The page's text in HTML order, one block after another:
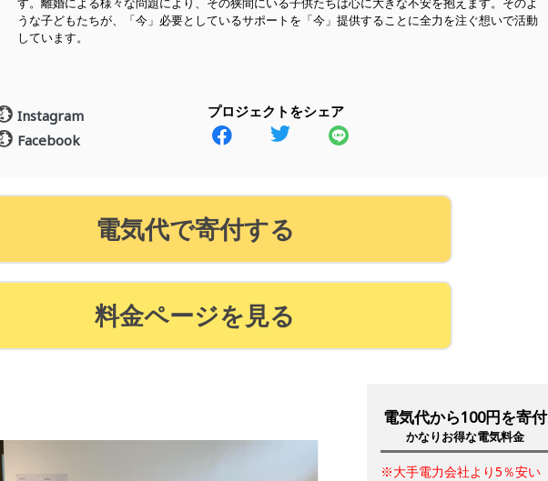
うな子どもたちが、「今」必要としているサポートを「今」提供することに全力を注ぐ想いで活動
しています。
Instagram
Facebook
プロジェクトをシェア
電気代で寄付する
料金ページを見る
電気代から100円を寄付
かなりお得な電気料金
※大手電力会社より5％安い